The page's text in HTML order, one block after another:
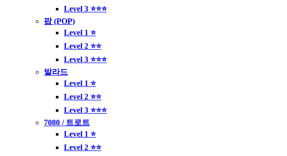
Level 3 ⭐⭐⭐
팝 (POP)
Level 1 ⭐
Level 2 ⭐⭐
Level 3 ⭐⭐⭐
발라드
Level 1 ⭐
Level 2 ⭐⭐
Level 3 ⭐⭐⭐
7080 / 트로트
Level 1 ⭐
Level 2 ⭐⭐